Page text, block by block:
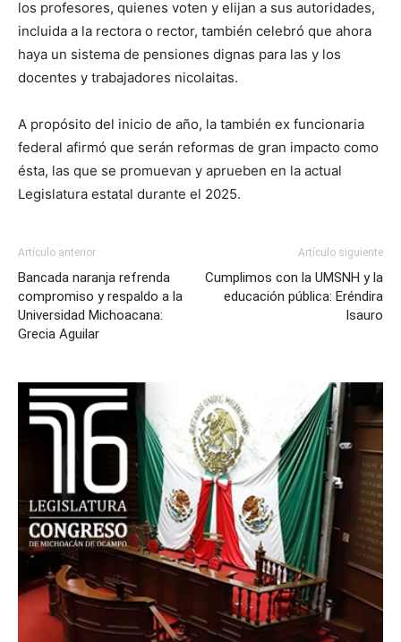
los profesores, quienes voten y elijan a sus autoridades,
incluida a la rectora o rector, también celebró que ahora
haya un sistema de pensiones dignas para las y los
docentes y trabajadores nicolaitas.
A propósito del inicio de año, la también ex funcionaria
federal afirmó que serán reformas de gran impacto como
ésta, las que se promuevan y aprueben en la actual
Legislatura estatal durante el 2025.
Artículo anterior
Bancada naranja refrenda
compromiso y respaldo a la
Universidad Michoacana:
Grecia Aguilar
Artículo siguiente
Cumplimos con la UMSNH y la
educación pública: Eréndira
Isauro